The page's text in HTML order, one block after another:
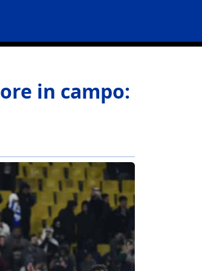
in campo: